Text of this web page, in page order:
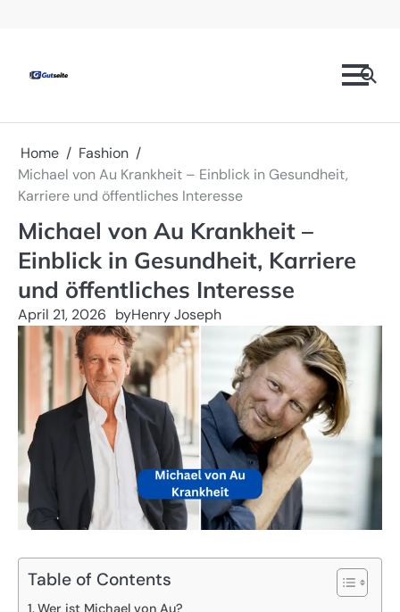
Home
Fashion
Michael von Au Krankheit – Einblick in Gesundheit,
Karriere und öffentliches Interesse
Michael von Au Krankheit –
Einblick in Gesundheit, Karriere
und öffentliches Interesse
April 21, 2026 byHenry Joseph
Table of Contents